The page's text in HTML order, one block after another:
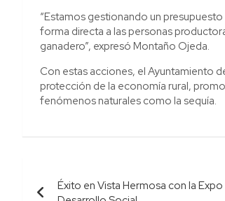
“Estamos gestionando un
forma directa a las personas
ganadero”, expresó Montaño Ojeda.
Con estas acciones, el Ayuntamiento
protección de la economía rural,
fenómenos naturales como la sequía.
Navegación
Éxito en Vista Hermosa con la